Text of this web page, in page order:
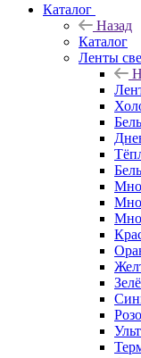
Каталог
Назад
Каталог
Ленты